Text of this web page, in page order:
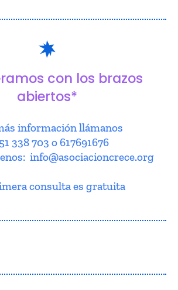
con los brazos
abiertos*
información llámanos
338 703 o 617691676
info@asociacioncrece.org
consulta es gratuita